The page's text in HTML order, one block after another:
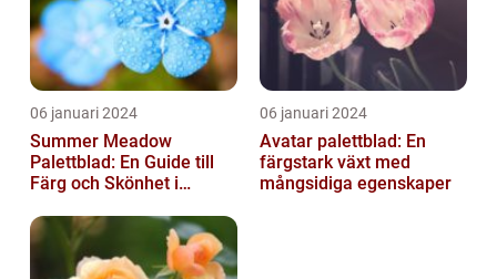
06 januari 2024
Summer Meadow
Palettblad: En Guide till
Färg och Skönhet i
06 januari 2024
Avatar palettblad: En
färgstark växt med
mångsidiga egenskaper